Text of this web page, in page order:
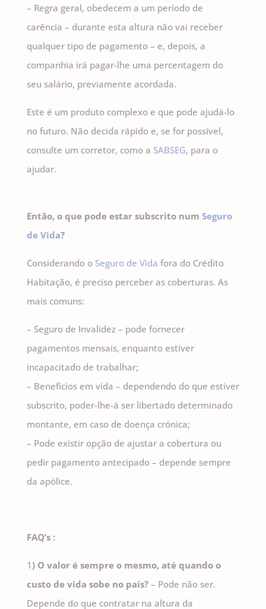
– Regra geral, obedecem a um período de
carência – durante esta altura não vai receber
qualquer tipo de pagamento – e, depois, a
companhia irá pagar-lhe uma percentagem do
seu salário, previamente acordada.
Este é um produto complexo e que pode ajudá-lo
no futuro. Não decida rápido e, se for possível,
consulte um corretor, como a SABSEG, para o
ajudar.
Então, o que pode estar subscrito num Seguro
de Vida?
Considerando o Seguro de Vida fora do Crédito
Habitação, é preciso perceber as coberturas. As
mais comuns:
– Seguro de Invalidez – pode fornecer
pagamentos mensais, enquanto estiver
incapacitado de trabalhar;
– Benefícios em vida – dependendo do que estiver
subscrito, poder-lhe-á ser libertado determinado
montante, em caso de doença crónica;
– Pode existir opção de ajustar a cobertura ou
pedir pagamento antecipado – depende sempre
da apólice.
FAQ’s :
1) O valor é sempre o mesmo, até quando o
custo de vida sobe no país?– Pode não ser.
Depende do que contratar na altura da